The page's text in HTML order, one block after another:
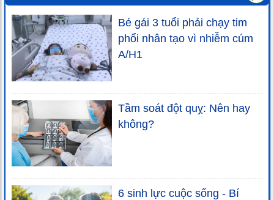
Bé gái 3 tuổi phải chạy tim
phổi nhân tạo vì nhiễm cúm
A/H1
Tầm soát đột quỵ: Nên hay
không?
6 sinh lực cuộc sống - Bí